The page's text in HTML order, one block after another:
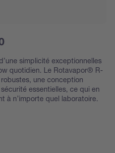
simplicité exceptionnelles
quotidien. Le Rotavapor® R-
une conception
essentielles, ce qui en
à n’importe quel laboratoire.